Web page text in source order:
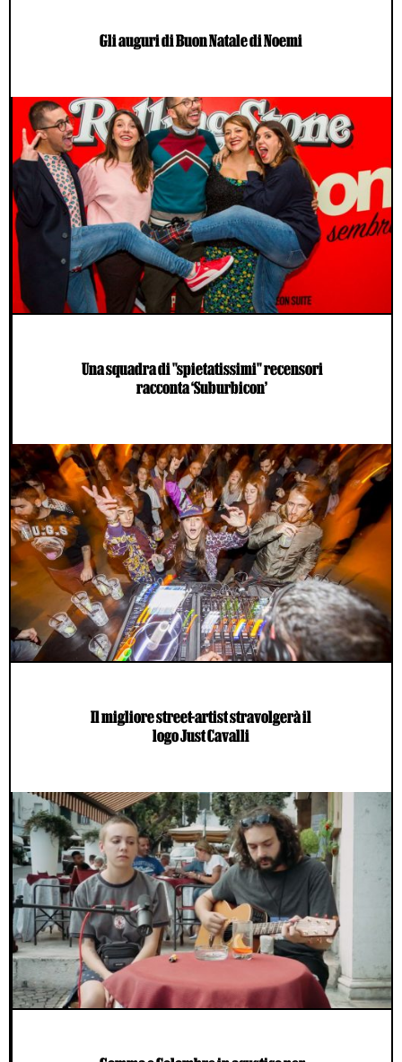
Gli auguri di Buon Natale di Noemi
Una squadra di "spietatissimi" recensori
racconta ‘Suburbicon’
Il migliore street-artist stravolgerà il
logo Just Cavalli